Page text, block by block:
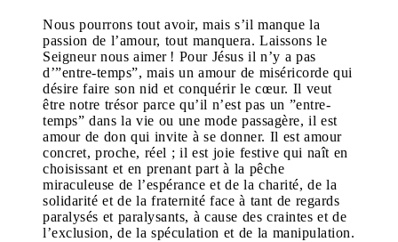
Nous pourrons tout avoir, mais s’il manque la
passion de l’amour, tout manquera. Laissons le
Seigneur nous aimer ! Pour Jésus il n’y a pas
d’”entre-temps”, mais un amour de miséricorde qui
désire faire son nid et conquérir le cœur. Il veut
être notre trésor parce qu’il n’est pas un ”entre-
temps” dans la vie ou une mode passagère, il est
amour de don qui invite à se donner. Il est amour
concret, proche, réel ; il est joie festive qui naît en
choisissant et en prenant part à la pêche
miraculeuse de l’espérance et de la charité, de la
solidarité et de la fraternité face à tant de regards
paralysés et paralysants, à cause des craintes et de
l’exclusion, de la spéculation et de la manipulation.